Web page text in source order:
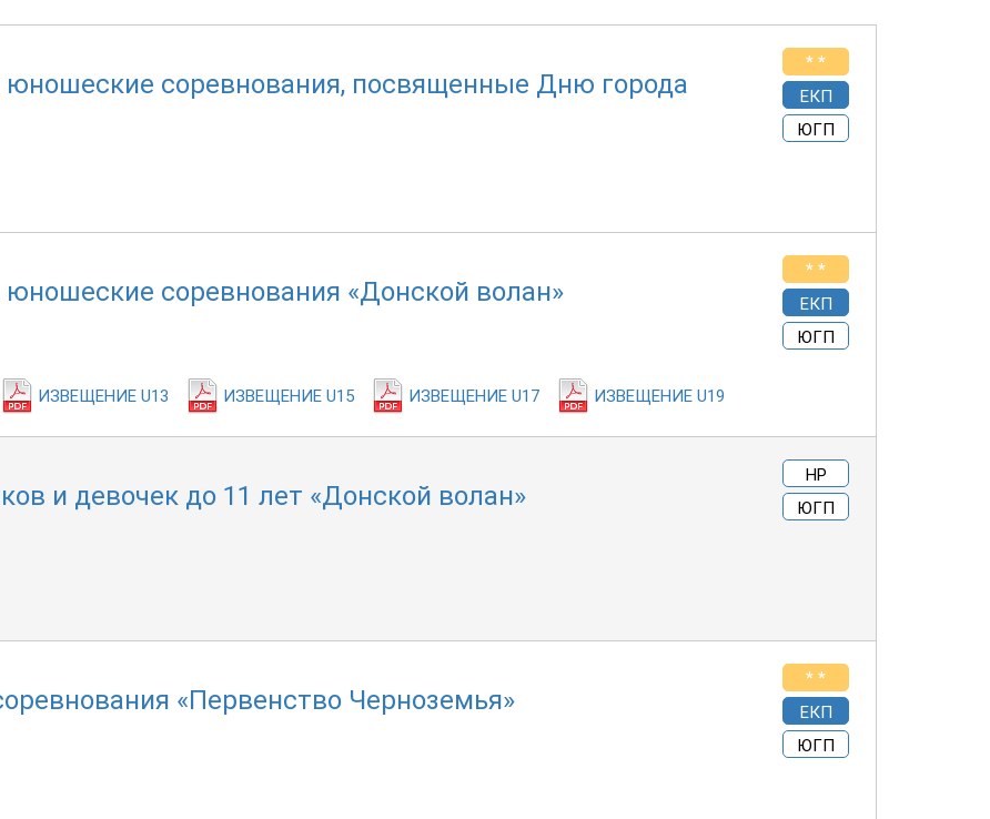
юношеские соревнования, посвященные Дню города
* *
ЕКП
ЮГП
соревнования «Донской волан»
* *
ЕКП
ЮГП
ИЗВЕЩЕНИЕ U13 ИЗВЕЩЕНИЕ U15 ИЗВЕЩЕНИЕ U17 ИЗВЕЩЕНИЕ U19
и девочек до 11 лет «Донской волан»
НР
ЮГП
«Первенство Черноземья»
* *
ЕКП
ЮГП